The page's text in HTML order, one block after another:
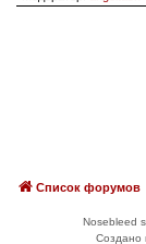
Список форумов
Nosebleed
Создано